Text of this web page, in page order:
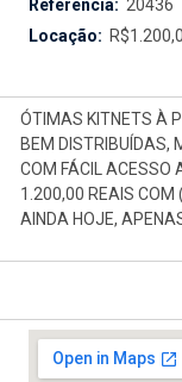
Referência: 20436
Locação:
ÓTIMAS KITNETS À
BEM DISTRIBUÍDAS,
COM FÁCIL ACESSO
1.200,00 REAIS COM
AINDA HOJE,